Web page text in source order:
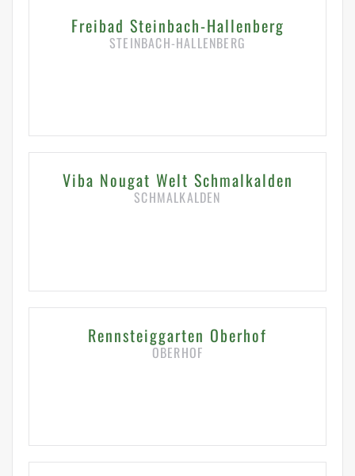
Freibad Steinbach-Hallenberg
STEINBACH-HALLENBERG
Viba Nougat Welt Schmalkalden
SCHMALKALDEN
Rennsteiggarten Oberhof
OBERHOF